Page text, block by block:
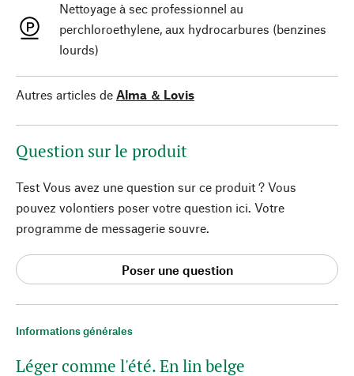
Informations générales
Léger comme l'été. En lin belge
Nettoyage à sec professionnel au
perchloroethylene, aux hydrocarbures (benzines
lourds)
Autres articles de Alma ＆ Lovis
Question sur le produit
Test Vous avez une question sur ce produit ? Vous
pouvez volontiers poser votre question ici. Votre
programme de messagerie souvre.
Poser une question